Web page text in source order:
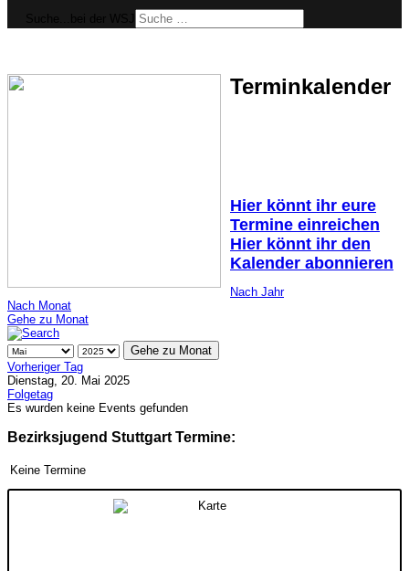
Terminkalender
Hier könnt ihr eure
Termine einreichen
Hier könnt ihr den
Kalender abonnieren
Nach Jahr
Nach Monat
Gehe zu Monat
Gehe zu Monat
Vorheriger Tag
Dienstag, 20. Mai 2025
Folgetag
Es wurden keine Events gefunden
Bezirksjugend Stuttgart Termine:
Keine Termine